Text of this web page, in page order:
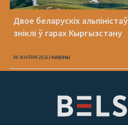
Двое беларускіх альпіністаў
зніклі ў гарах Кыргызстану
08 ЖНІЎНЯ 2026 НАВІНЫ